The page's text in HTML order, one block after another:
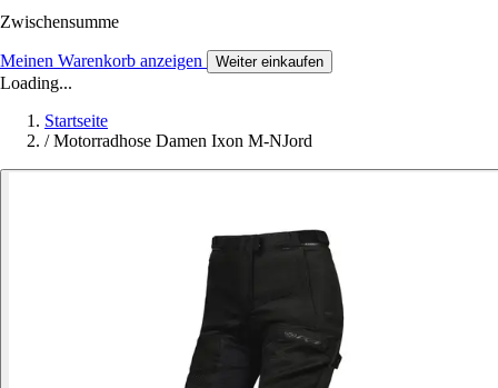
Zwischensumme
Meinen Warenkorb anzeigen Weiter einkaufen
Loading...
Startseite
/ Motorradhose Damen Ixon M-NJord